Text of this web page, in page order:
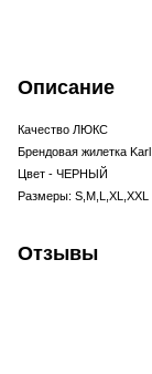
Описание
Качество ЛЮКС
Брендовая жилетка Karl
Цвет - ЧЕРНЫЙ
Размеры: S,M,L,XL,XXL
Отзывы